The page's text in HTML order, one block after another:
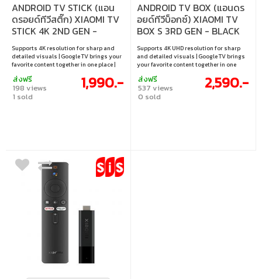
ANDROID TV STICK (แอน
ดรอยด์ทีวีสติ๊ก) XIAOMI TV
STICK 4K 2ND GEN -
BLACK MDZ-33-AA
Supports 4K resolution for sharp and
detailed visuals | Google TV brings your
favorite content together in one place |
for smooth performance | Supports Dolby
Vision, HDR10+, Dolby Atmos, and DTS:X |
Easy connectivity with Wi-Fi
ส่งฟรี
198 views
1 sold
1,990.-
ANDROID TV BOX (แอนดร
อยด์ทีวีบ็อกซ์) XIAOMI TV
BOX S 3RD GEN - BLACK
MDZ-32-AA
Supports 4K UHD resolution for sharp
and detailed visuals | Google TV brings
your favorite content together in one
use and more app storage | Wi-Fi 6
support for faster internet connectivity |
Supports Dolby Vision, HDR10+, Dolby
ส่งฟรี
537 views
0 sold
2,590.-